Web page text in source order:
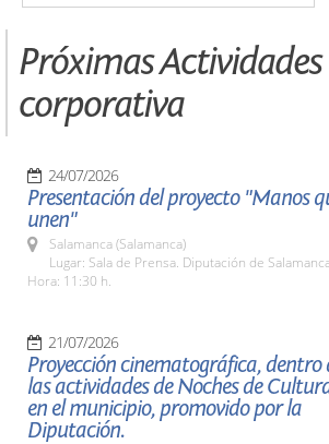
Próximas
corporativa
24/07/2026
Presentación del proyecto "Manos
unen"
Salamanca (Salamanca)
Lugar: Sala de Prensa. Diputación de
Hora: 11:30 h.
21/07/2026
Proyección cinematográfica, dentro
las actividades de Noches de
en el municipio, promovido por la
Diputación.